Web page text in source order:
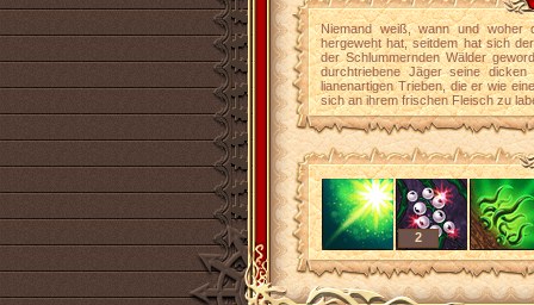
Niemand weiß, wann und woher
hergeweht hat, seitdem hat sich
der Schlummernden Wälder
durchtriebene Jäger seine
lianenartigen Trieben, die er wie
sich an ihrem frischen Fleisch zu
2